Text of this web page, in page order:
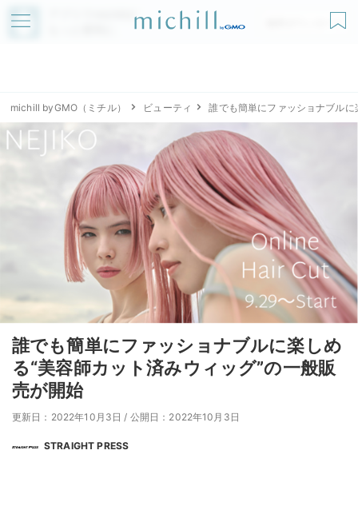
アプリでmichillが
無料ダウンロード
michill byGMO（ミチル） ビューティ 誰でも簡単にファッショナブル
誰でも簡単にファッショナブルに楽しめ
る“美容師カット済みウィッグ”の一般販
売が開始
更新日：2022年10月3日 / 公開日：2022年10月3日
STRAIGHT PRESS